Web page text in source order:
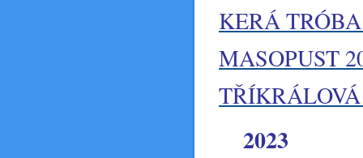
KERÁ
MASOPUST
2023